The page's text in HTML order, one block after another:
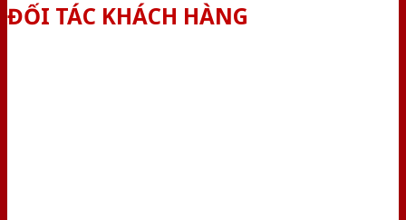
ĐỐI TÁC KHÁCH HÀNG